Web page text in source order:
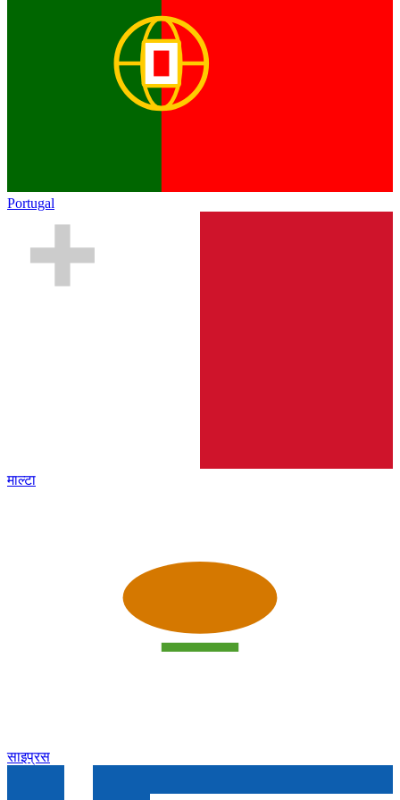
Portugal
माल्टा
साइप्रस